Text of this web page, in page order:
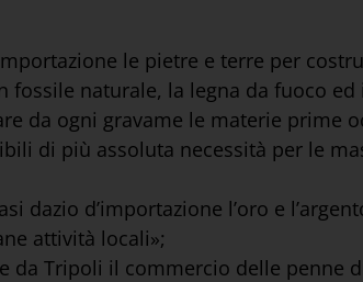
le pietre e terre per
naturale, la legna da fuoco
da ogni gravame le materie prime
di più assoluta necessità per le
dazio d’importazione l’oro e
attività locali»;
da Tripoli il commercio delle penne